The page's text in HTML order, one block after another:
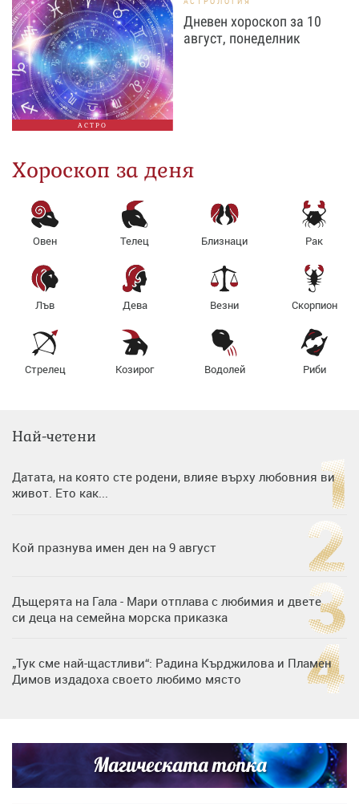
АСТРО
Дневен хороскоп за 10
август, понеделник
Хороскоп за деня
Овен Телец Близнаци Рак
Лъв Дева Везни Скорпион
Стрелец Козирог Водолей Риби
Най-четени
Датата, на която сте родени, влияе върху любовния ви
живот. Ето как...
Кой празнува имен ден на 9 август
Дъщерята на Гала - Мари отплава с любимия и двете
си деца на семейна морска приказка
„Тук сме най-щастливи“: Радина Кърджилова и Пламен
Димов издадоха своето любимо място
кадри с Башар Рахал и малкия им син
Дъщерята на Тодор Батков вдигна сватба, Стоичков и
Магическата топка